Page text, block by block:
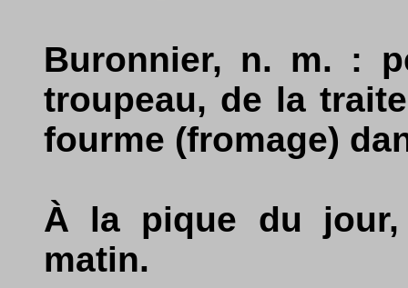
Buronnier, n. m. :
troupeau, de la
fourme (fromage)
À la pique du
matin.